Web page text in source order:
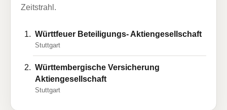
Zeitstrahl.
Württfeuer Beteiligungs- Aktiengesellschaft
Stuttgart
Württembergische Versicherung
Aktiengesellschaft
Stuttgart